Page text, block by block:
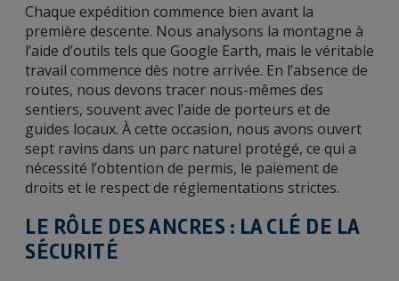
Chaque expédition commence bien avant la
première descente. Nous analysons la montagne à
l’aide d’outils tels que Google Earth, mais le véritable
travail commence dès notre arrivée. En l’absence de
routes, nous devons tracer nous-mêmes des
sentiers, souvent avec l’aide de porteurs et de
guides locaux. À cette occasion, nous avons ouvert
sept ravins dans un parc naturel protégé, ce qui a
nécessité l’obtention de permis, le paiement de
droits et le respect de réglementations strictes.
LE RÔLE DES ANCRES : LA CLÉ DE LA
SÉCURITÉ